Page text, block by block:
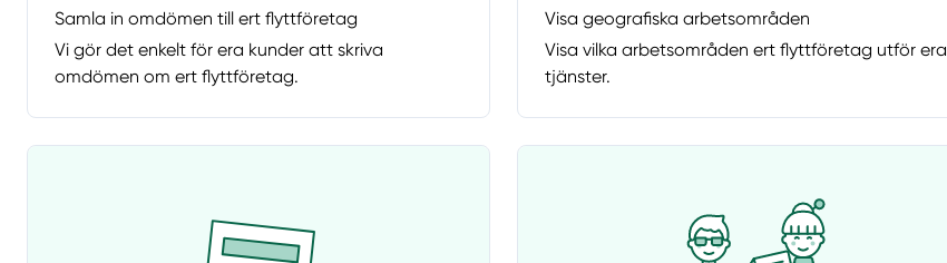
Samla in omdömen till ert flyttföretag
Vi gör det enkelt för era kunder att skriva
omdömen om ert flyttföretag.
Visa geografiska arbetsområden
Visa vilka arbetsområden ert flyttföretag utför era
tjänster.